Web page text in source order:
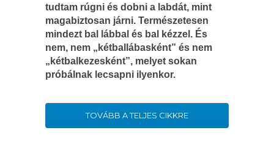
tudtam rúgni és dobni a labdát, mint
magabiztosan járni. Természetesen
mindezt bal lábbal és bal kézzel. És
nem, nem „kétballábasként” és nem
„kétbalkezesként”, melyet sokan
próbálnak lecsapni ilyenkor.
TOVÁBB A TELJES CIKKRE